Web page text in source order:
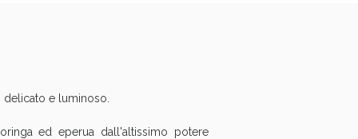
e luminoso.
ed eperua dall'altissimo potere